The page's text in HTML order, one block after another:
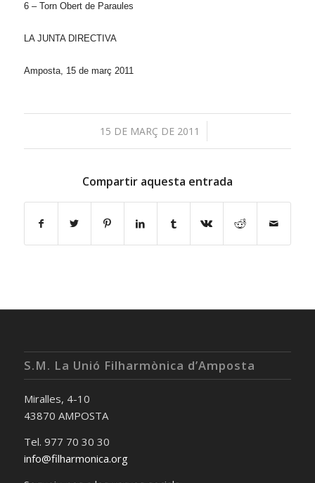
6 – Torn Obert de Paraules
LA JUNTA DIRECTIVA
Amposta, 15 de març 2011
15 DE MARÇ DE 2011
/
Compartir aquesta entrada
S.M. La Unió Filharmònica d’Amposta
Miralles, 4-10
43870 AMPOSTA
Tel. 977 70 30 30
info@filharmonica.org